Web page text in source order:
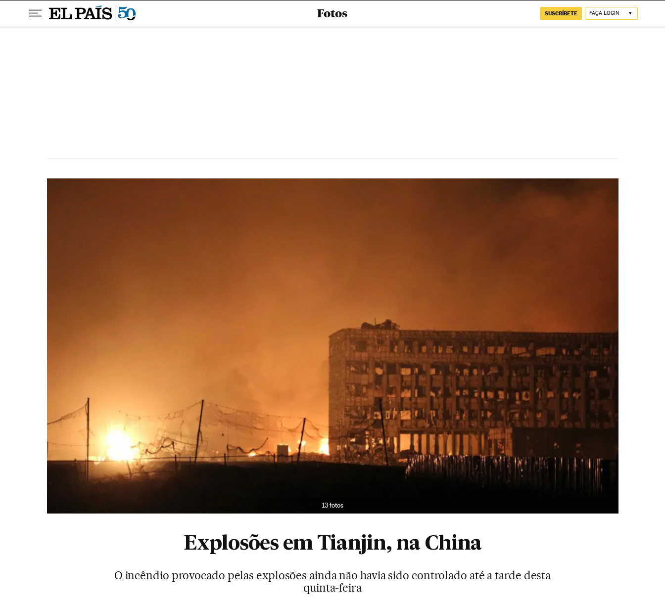
Fotos SUSCRÍBETE FAÇA LOGIN
13 fotos
Explosões em Tianjin, na China
O incêndio provocado pelas explosões ainda não havia sido controlado até a tarde desta
quinta-feira